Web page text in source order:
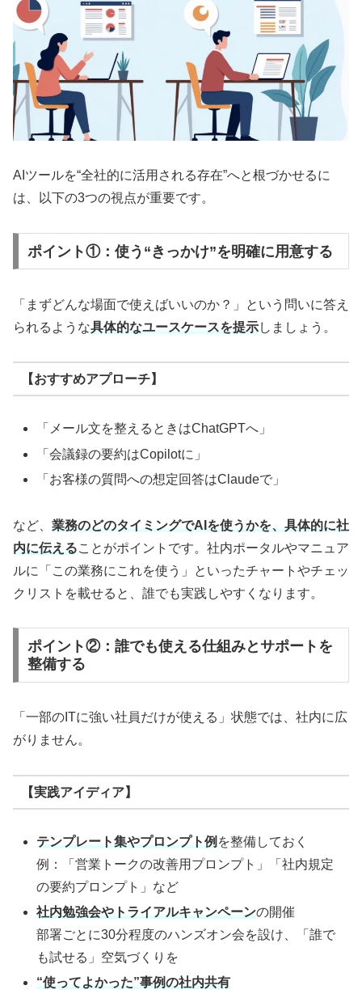
AIツールを“全社的に活用される存在”へと根づかせるに
は、以下の3つの視点が重要です。
ポイント①：使う“きっかけ”を明確に用意する
「まずどんな場面で使えばいいのか？」という問いに答え
られるような具体的なユースケースを提示しましょう。
【おすすめアプローチ】
「メール文を整えるときはChatGPTへ」
「会議録の要約はCopilotに」
「お客様の質問への想定回答はClaudeで」
など、 業務のどのタイミングでAIを使うかを、具体的に社
内に伝えることがポイントです。社内ポータルやマニュア
ルに「この業務にこれを使う」といったチャートやチェッ
クリストを載せると、誰でも実践しやすくなります。
ポイント②：誰でも使える仕組みとサポートを
整備する
「一部のITに強い社員だけが使える」状態では、社内に広
がりません。
【実践アイディア】
テンプレート集やプロンプト例 を整備しておく
例：「営業トークの改善用プロンプト」「社内規定
の要約プロンプト」など
社内勉強会やトライアルキャンペーンの開催
部署ごとに30分程度のハンズオン会を設け、「誰で
も試せる」空気づくりを
“使ってよかった”事例の社内共有